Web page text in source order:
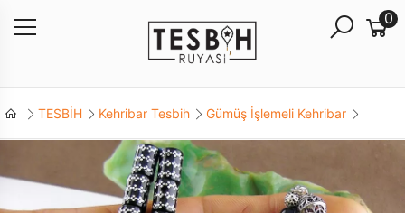
0
TESBİH Kehribar Tesbih Gümüş İşlemeli Kehribar